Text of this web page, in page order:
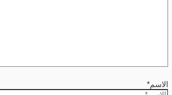
الاسم*